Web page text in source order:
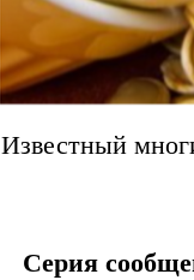
Известный
Серия